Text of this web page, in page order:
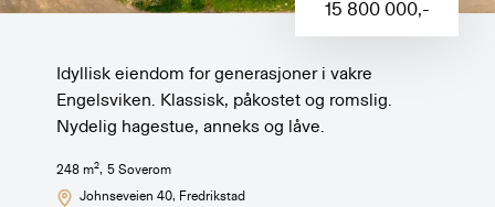
15 800 000,-
Idyllisk eiendom for generasjoner i vakre
Engelsviken. Klassisk, påkostet og romslig.
Nydelig hagestue, anneks og låve.
248 m2, 5Soverom
Johnseveien 40, Fredrikstad